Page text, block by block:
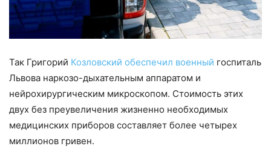
Так Григорий Козловский обеспечил военный госпиталь
Львова наркозо-дыхательным аппаратом и
нейрохирургическим микроскопом. Стоимость этих
двух без преувеличения жизненно необходимых
медицинских приборов составляет более четырех
миллионов гривен.